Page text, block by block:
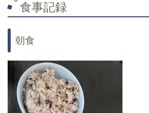
食事記録
朝食